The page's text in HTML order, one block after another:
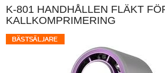
K-801 HANDHÅLLEN FLÄKT
KALLKOMPRIMERING